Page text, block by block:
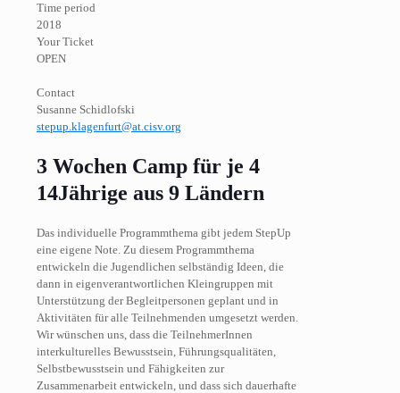
Time period
2018
Your Ticket
OPEN
Contact
Susanne Schidlofski
stepup.klagenfurt@at.cisv.org
3 Wochen Camp für je 4
14Jährige aus 9 Ländern
Das individuelle Programmthema gibt jedem StepUp
eine eigene Note. Zu diesem Programmthema
entwickeln die Jugendlichen selbständig Ideen, die
dann in eigenverantwortlichen Kleingruppen mit
Unterstützung der Begleitpersonen geplant und in
Aktivitäten für alle Teilnehmenden umgesetzt werden.
Wir wünschen uns, dass die TeilnehmerInnen
interkulturelles Bewusstsein, Führungsqualitäten,
Selbstbewusstsein und Fähigkeiten zur
Zusammenarbeit entwickeln, und dass sich dauerhafte